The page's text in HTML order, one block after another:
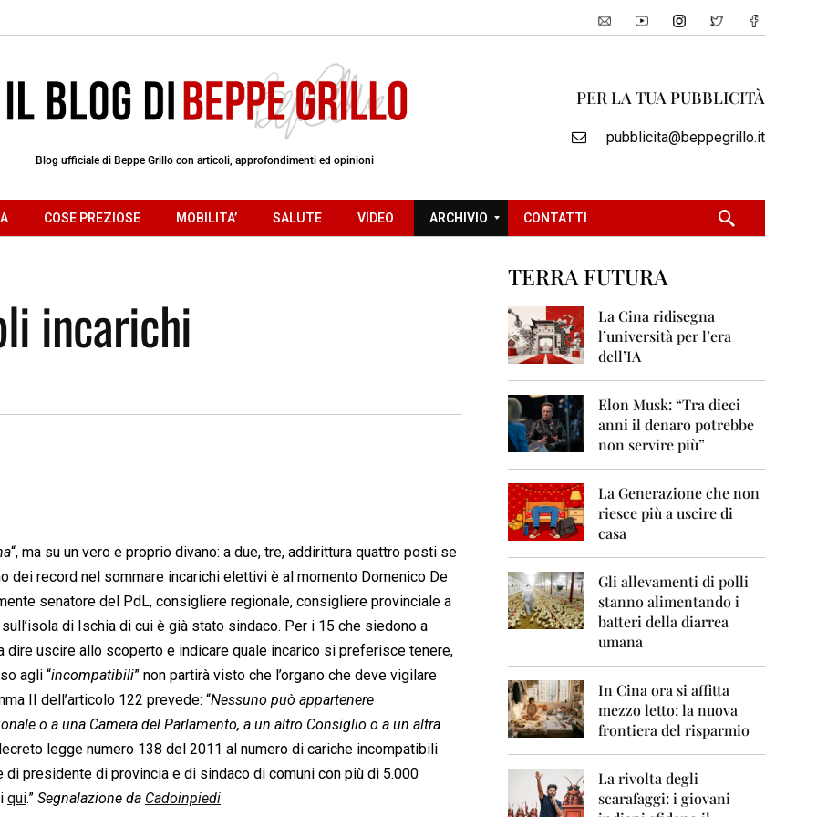
Blog ufficiale di Beppe Grillo con articoli, approfondimenti ed opinioni
PER LA TUA PUBBLICITÀ
pubblicita@beppegrillo.it
COSE PREZIOSE MOBILITA’ SALUTE VIDEO ARCHIVIO
2
0
0
8
2
0
9
2
0
1
CONTATTI
incarichi
“, ma su un vero e proprio divano: a due, tre, addirittura quattro posti se
dei record nel sommare incarichi elettivi è al momento Domenico De
senatore del PdL, consigliere regionale, consigliere provinciale a
di Ischia di cui è già stato sindaco. Per i 15 che siedono a
dire uscire allo scoperto e indicare quale incarico si preferisce tenere,
agli “incompatibili” non partirà visto che l’organo che deve vigilare
II dell’articolo 122 prevede: “Nessuno può appartenere
o a una Camera del Parlamento, a un altro Consiglio o a un altra
legge numero 138 del 2011 al numero di cariche incompatibili
presidente di provincia e di sindaco di comuni con più di 5.000
qui.” Segnalazione da Cadoinpiedi
TERRA FUTURA
La Cina ridisegna
l’università per l’era
dell’IA
Elon Musk: “Tra dieci
anni il denaro potrebbe
non servire più”
La Generazione che non
riesce più a uscire di
casa
Gli allevamenti di polli
stanno alimentando i
batteri della diarrea
umana
In Cina ora si affitta
mezzo letto: la nuova
frontiera del risparmio
La rivolta degli
scarafaggi: i giovani